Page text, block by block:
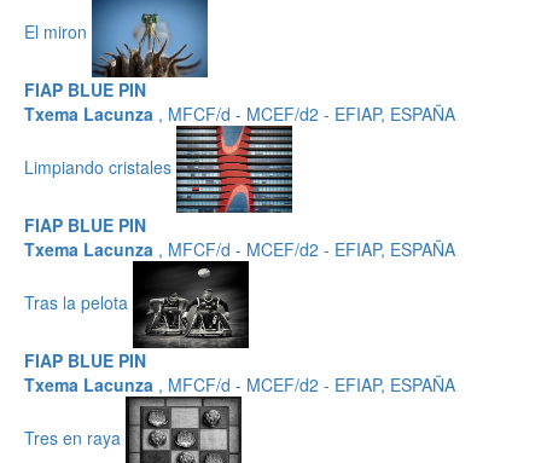
El miron
FIAP BLUE PIN
Txema Lacunza , MFCF/d - MCEF/d2 - EFIAP, ESPAÑA
Limpiando cristales
FIAP BLUE PIN
Txema Lacunza , MFCF/d - MCEF/d2 - EFIAP, ESPAÑA
Tras la pelota
FIAP BLUE PIN
Txema Lacunza , MFCF/d - MCEF/d2 - EFIAP, ESPAÑA
Tres en raya